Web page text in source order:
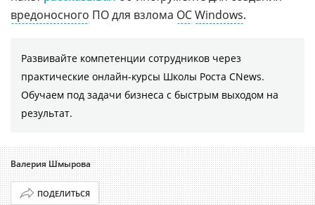
вредоносного ПО для взлома ОСWindows.
Развивайте компетенции сотрудников через
практические онлайн-курсы Школы Роста CNews.
Обучаем под задачи бизнеса с быстрым выходом на
результат.
Валерия Шмырова
ПОДЕЛИТЬСЯ